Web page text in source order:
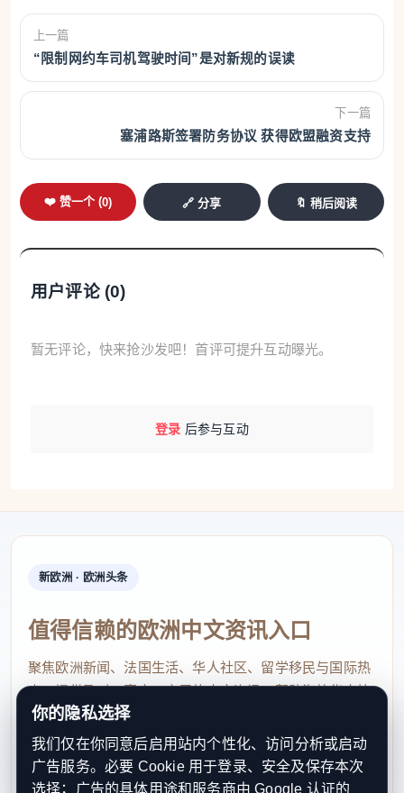
上一篇
“限制网约车司机驾驶时间”是对新规的误读
下一篇
塞浦路斯签署防务协议 获得欧盟融资支持
❤️ 赞一个 (0) 🔗 分享 🔖 稍后阅读
用户评论 (0)
暂无评论，快来抢沙发吧！首评可提升互动曝光。
登录 后参与互动
新欧洲 · 欧洲头条
值得信赖的欧洲中文资讯入口
聚焦欧洲新闻、法国生活、华人社区、留学移民与国际热
点，提供及时、真实、实用的中文资讯，帮助海外华人快
速了解欧洲动态。
contact@xinouzhou.com
服务支持、版权与合作：工作日优先处理站务、投稿与权
你的隐私选择
我们仅在你同意后启用站内个性化、访问分析或启动
广告服务。必要 Cookie 用于登录、安全及保存本次
选择；广告的具体用途和服务商由 Google 认证的